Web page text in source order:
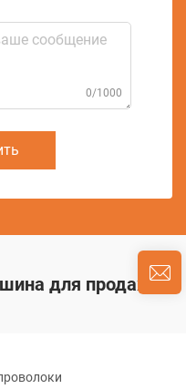
0/1000
для продажи